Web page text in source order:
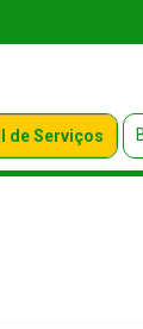
de Serviços